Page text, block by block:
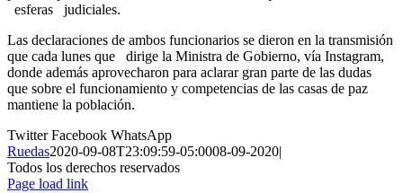
esferas judiciales.
Las declaraciones de ambos funcionarios se dieron en la transmisión
que cada lunes que dirige la Ministra de Gobierno, vía Instagram,
donde además aprovecharon para aclarar gran parte de las dudas
que sobre el funcionamiento y competencias de las casas de paz
mantiene la población.
TwitterFacebook WhatsApp
Ruedas2020-09-08T23:09:59-05:0008-09-2020|
Todos los derechos reservados
Page load link